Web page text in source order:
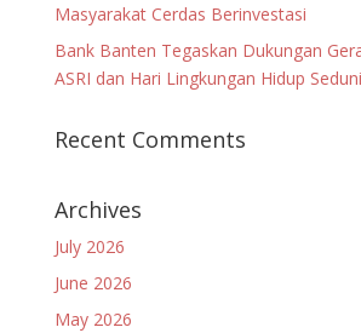
Masyarakat Cerdas Berinvestasi
Bank Banten Tegaskan Dukungan
ASRI dan Hari Lingkungan Hidup
Recent Comments
Archives
July 2026
June 2026
May 2026